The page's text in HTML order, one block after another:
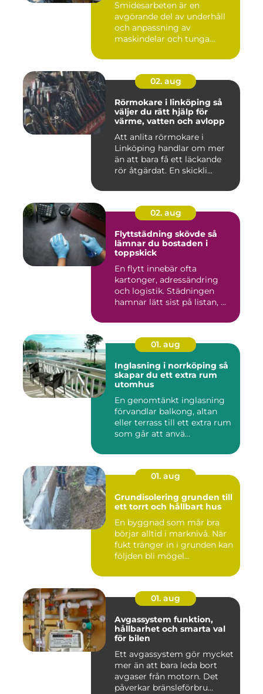
Smidesarbeten är en
avgörande del av underhåll
och anpassning av
maskindelar och tunga
02. aug
Rörmokare i linköping så
väljer du rätt hjälp för
värme, vatten och avlopp
Att anlita rörmokare i
Linköping handlar om mer
än att bara få ett läckande
rör åtgärdat. En skickli...
02. aug
Flyttstädning skövde så
lämnar du bostaden i
toppskick
En flytt innebär ofta
kartonger, adressändring
och logistik. Städningen
hamnar lätt sist på listan, ...
01. aug
Inglasning i norrköping så
skapar du ett extra rum
utomhus
En genomtänkt inglasning
förvandlar balkong, altan
eller terrass till ett extra rum
som går att anvä...
01. aug
Grundisolering grunden till
ett torrt och hållbart hus
En byggnad som mår bra
börjar alltid i marknivå. När
fukt tränger in i grunden kan
följden bli mögel...
01. aug
Avgassystem funktion,
hållbarhet och smarta val
för bilen
Ett avgassystem gör mycket
mer än att bara leda bort
avgaser från motorn. Det
påverkar bränsleförbru...